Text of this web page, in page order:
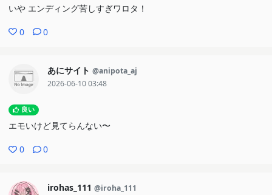
いや エンディング苦しすぎワロタ！
0 0
あにサイト @anipota_aj
2026-06-10 03:48
良い
エモいけど見てらんない〜
0 0
irohas_111 @iroha_111